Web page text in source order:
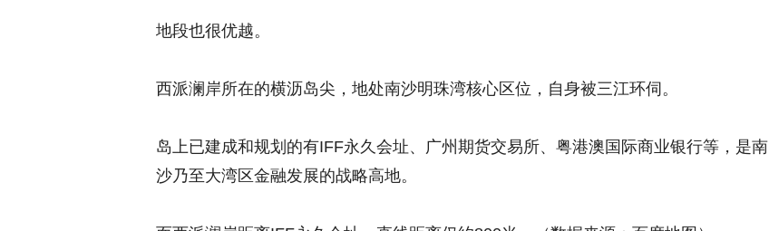
地段也很优越。
西派澜岸所在的横沥岛尖，地处南沙明珠湾核心区位，自身被三江环伺。
岛上已建成和规划的有IFF永久会址、广州期货交易所、粤港澳国际商业银行等，是南
沙乃至大湾区金融发展的战略高地。